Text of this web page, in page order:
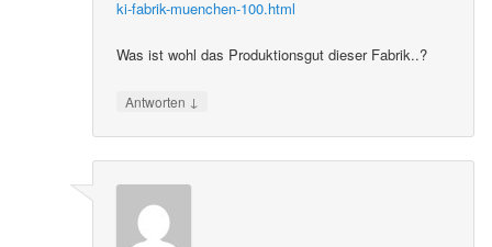
ki-fabrik-muenchen-100.html
Was ist wohl das Produktionsgut dieser Fabrik..?
Antworten ↓